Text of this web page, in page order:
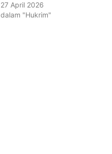
27 April 2026
dalam "Hukrim"